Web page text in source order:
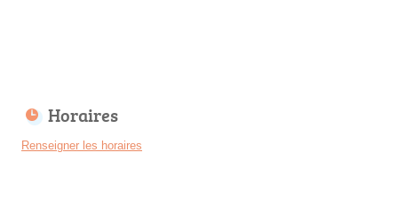
Horaires
Renseigner les horaires